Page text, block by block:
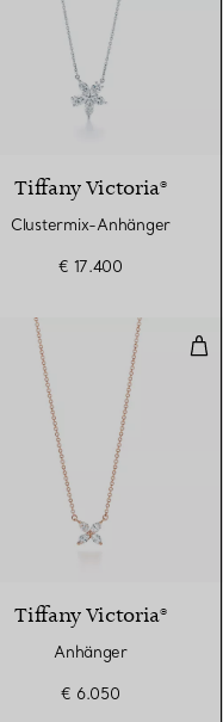
Tiffany Victoria®
Clustermix-Anhänger
€ 17.400
Tiffany Victoria®
Anhänger
€ 6.050